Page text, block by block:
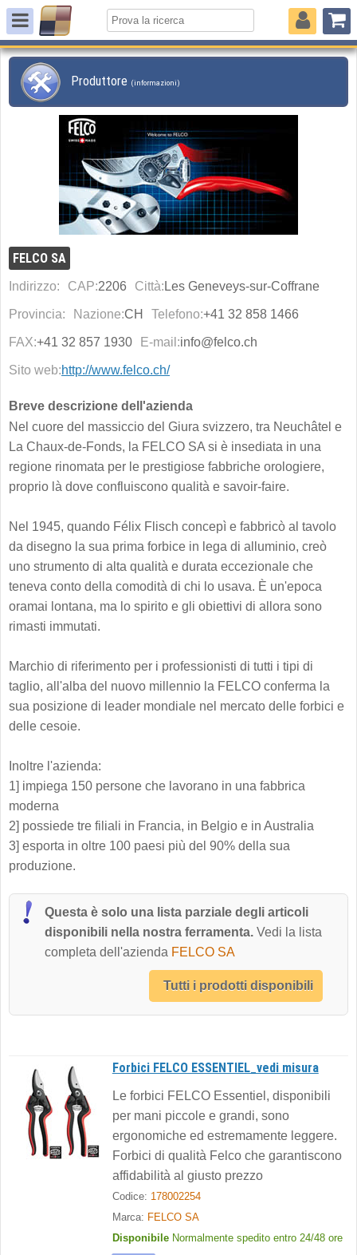
Produttore (informazioni)
FELCO SA
Indirizzo: CAP:2206 Città: Les Geneveys-sur-Coffrane
Provincia: Nazione:CH Telefono:+41 32 858 1466
FAX:+41 32 857 1930 E-mail:info@felco.ch
Sito web:http://www.felco.ch/
Breve descrizione dell'azienda
Nel cuore del massiccio del Giura svizzero, tra Neuchâtel e
La Chaux-de-Fonds, la FELCO SA si è insediata in una
regione rinomata per le prestigiose fabbriche orologiere,
proprio là dove confluiscono qualità e savoir-faire.
Nel 1945, quando Félix Flisch concepì e fabbricò al tavolo
da disegno la sua prima forbice in lega di alluminio, creò
uno strumento di alta qualità e durata eccezionale che
teneva conto della comodità di chi lo usava. È un'epoca
oramai lontana, ma lo spirito e gli obiettivi di allora sono
rimasti immutati.
Marchio di riferimento per i professionisti di tutti i tipi di
taglio, all'alba del nuovo millennio la FELCO conferma la
sua posizione di leader mondiale nel mercato delle forbici e
delle cesoie.
Inoltre l'azienda:
1] impiega 150 persone che lavorano in una fabbrica
moderna
2] possiede tre filiali in Francia, in Belgio e in Australia
3] esporta in oltre 100 paesi più del 90% della sua
produzione.
Questa è solo una lista parziale degli articoli
disponibili nella nostra ferramenta. Vedi la lista
completa dell'azienda FELCO SA
Tutti i prodotti disponibili
Forbici FELCO ESSENTIEL_vedi misura
Le forbici FELCO Essentiel, disponibili
per mani piccole e grandi, sono
ergonomiche ed estremamente leggere.
Forbici di qualità Felco che garantiscono
affidabilità al giusto prezzo
Codice: 178002254
Marca: FELCO SA
Disponibile Normalmente spedito entro 24/48 ore